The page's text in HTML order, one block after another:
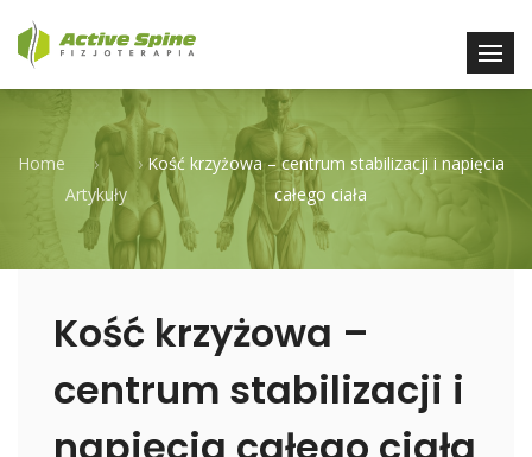
Home
›
Artykuły
› Kość krzyżowa – centrum stabilizacji i napięcia
całego ciała
Kość krzyżowa –
centrum stabilizacji i